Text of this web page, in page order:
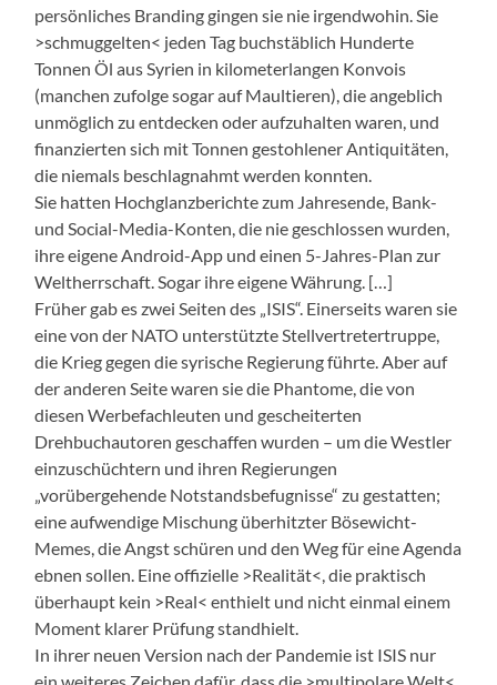
persönliches Branding gingen sie nie irgendwohin. Sie
>schmuggelten< jeden Tag buchstäblich Hunderte
Tonnen Öl aus Syrien in kilometerlangen Konvois
(manchen zufolge sogar auf Maultieren), die angeblich
unmöglich zu entdecken oder aufzuhalten waren, und
finanzierten sich mit Tonnen gestohlener Antiquitäten,
die niemals beschlagnahmt werden konnten.
Sie hatten Hochglanzberichte zum Jahresende, Bank-
und Social-Media-Konten, die nie geschlossen wurden,
ihre eigene Android-App und einen 5-Jahres-Plan zur
Weltherrschaft. Sogar ihre eigene Währung. […]
Früher gab es zwei Seiten des „ISIS“. Einerseits waren sie
eine von der NATO unterstützte Stellvertretertruppe,
die Krieg gegen die syrische Regierung führte. Aber auf
der anderen Seite waren sie die Phantome, die von
diesen Werbefachleuten und gescheiterten
Drehbuchautoren geschaffen wurden – um die Westler
einzuschüchtern und ihren Regierungen
„vorübergehende Notstandsbefugnisse“ zu gestatten;
eine aufwendige Mischung überhitzter Bösewicht-
Memes, die Angst schüren und den Weg für eine Agenda
ebnen sollen. Eine offizielle >Realität<, die praktisch
überhaupt kein >Real< enthielt und nicht einmal einem
Moment klarer Prüfung standhielt.
In ihrer neuen Version nach der Pandemie ist ISIS nur